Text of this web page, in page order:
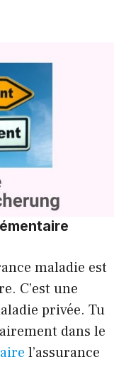
maladie est
C’est une
privée. Tu
dans le
l’assurance